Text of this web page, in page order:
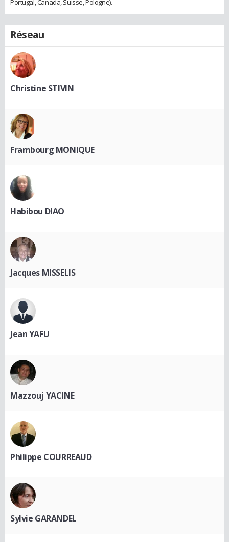
Portugal, Canada, Suisse, Pologne).
Réseau
Christine STIVIN
Frambourg MONIQUE
Habibou DIAO
Jacques MISSELIS
Jean YAFU
Mazzouj YACINE
Philippe COURREAUD
Sylvie GARANDEL